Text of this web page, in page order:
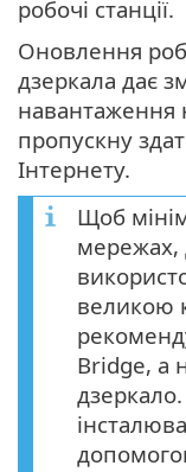
робочі станції.
Оновлення
дзеркала дає
пропускну
Інтернету.
Щоб
мережах,
великою
Bridge, а